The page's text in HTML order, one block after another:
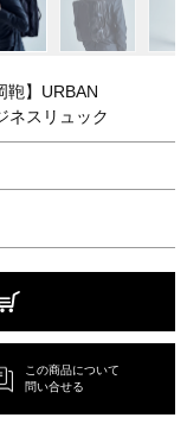
鞄】URBAN
ネスリュック
この商品について
問い合せる